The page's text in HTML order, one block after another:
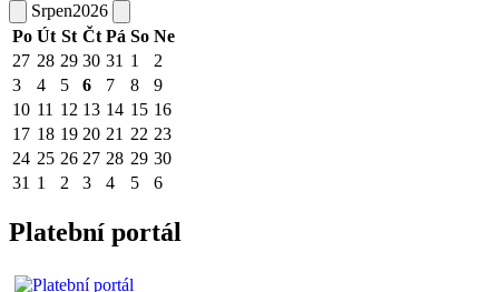
Srpen2026
Po Út St Čt Pá So Ne
27 28 29 30 31 1
2
3
4 5 6 7 8
9
10 11 12 13 14 15 16
17 18 19 20 21 22 23
24 25 26 27 28 29 30
31 1 2 3 4 5 6
Platební portál